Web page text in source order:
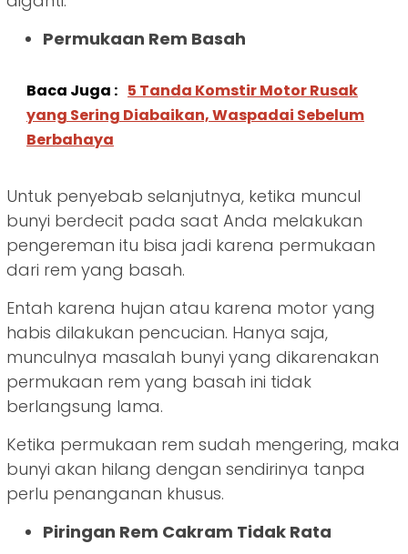
Permukaan Rem Basah
Baca Juga : 5 Tanda Komstir Motor Rusak
yang Sering Diabaikan, Waspadai Sebelum
Berbahaya
Untuk penyebab selanjutnya, ketika muncul
bunyi berdecit pada saat Anda melakukan
pengereman itu bisa jadi karena permukaan
dari rem yang basah.
Entah karena hujan atau karena motor yang
habis dilakukan pencucian. Hanya saja,
munculnya masalah bunyi yang dikarenakan
permukaan rem yang basah ini tidak
berlangsung lama.
Ketika permukaan rem sudah mengering, maka
bunyi akan hilang dengan sendirinya tanpa
perlu penanganan khusus.
Piringan Rem Cakram Tidak Rata